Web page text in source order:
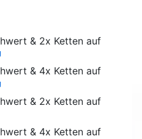
& 2x Ketten auf
& 4x Ketten auf
& 2x Ketten auf
& 4x Ketten auf